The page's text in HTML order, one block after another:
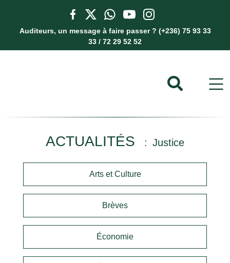
Auditeurs, un message à faire passer ? (+236) 75 93 33
33 / 72 29 52 52
ACTUALITÉS Justice
Arts et Culture
Brèves
Économie